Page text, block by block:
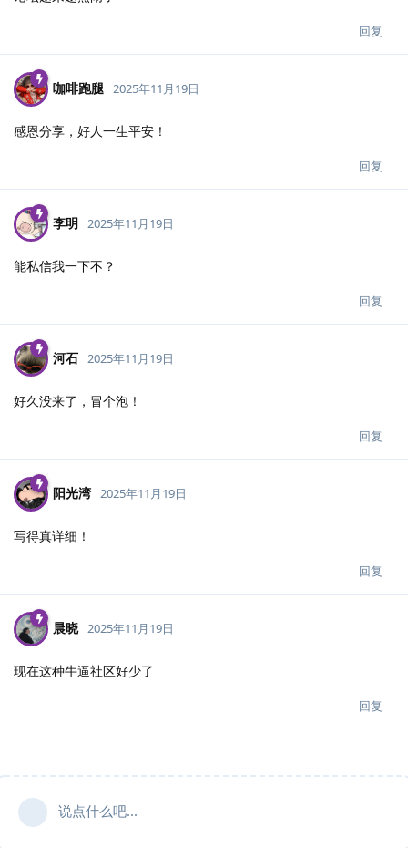
回复
咖啡跑腿 2025年11月19日
感恩分享，好人一生平安！
回复
李明 2025年11月19日
能私信我一下不？
回复
河石 2025年11月19日
好久没来了，冒个泡！
回复
阳光湾 2025年11月19日
写得真详细！
回复
晨晓 2025年11月19日
现在这种牛逼社区好少了
回复
说点什么吧...